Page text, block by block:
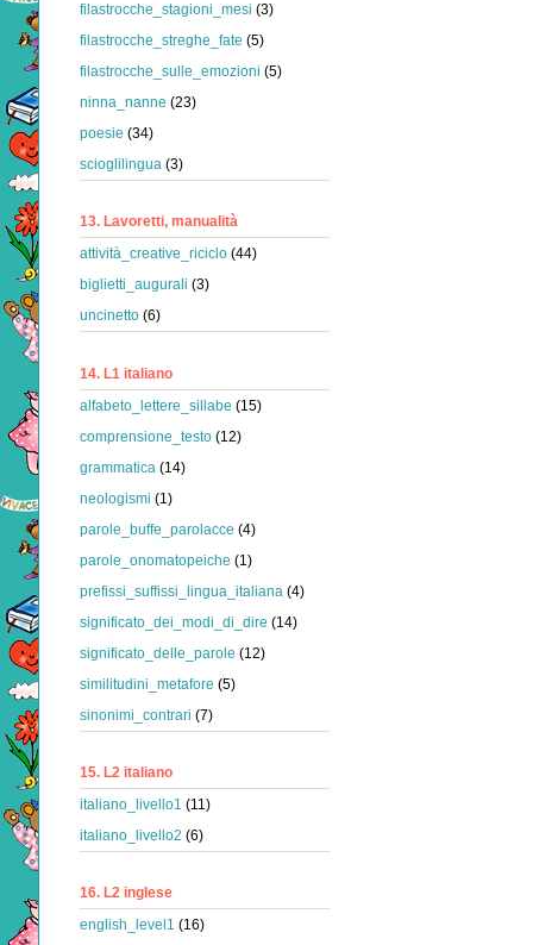
filastrocche_stagioni_mesi (3)
filastrocche_streghe_fate (5)
filastrocche_sulle_emozioni (5)
ninna_nanne (23)
poesie (34)
scioglilingua (3)
13. Lavoretti, manualità
attività_creative_riciclo (44)
biglietti_augurali (3)
uncinetto (6)
14. L1 italiano
alfabeto_lettere_sillabe (15)
comprensione_testo (12)
grammatica (14)
neologismi (1)
parole_buffe_parolacce (4)
parole_onomatopeiche (1)
prefissi_suffissi_lingua_italiana (4)
significato_dei_modi_di_dire (14)
significato_delle_parole (12)
similitudini_metafore (5)
sinonimi_contrari (7)
15. L2 italiano
italiano_livello1 (11)
italiano_livello2 (6)
16. L2 inglese
english_level1 (16)